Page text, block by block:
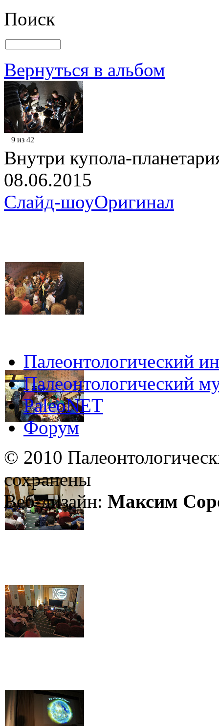
Поиск
Вернуться в альбом
9 из 42
Внутри купола-
08.06.2015
Слайд-шоуОригинал
Палеонтологический
Палеонтологический
PaleoNET
Форум
© 2010
сохранены
Веб-дизайн: Максим